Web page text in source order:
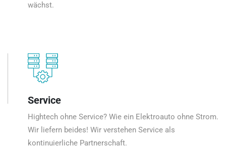
wächst.
Service
Hightech ohne Service? Wie ein Elektroauto ohne Strom.
Wir liefern beides! Wir verstehen Service als
kontinuierliche Partnerschaft.